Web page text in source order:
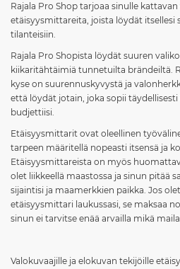
Rajala Pro Shop tarjoaa sinulle
etäisyysmittareita, joista löydät itsellesi
tilanteisiin.
Rajala Pro Shopista löydät suuren
kiikaritähtäimiä tunnetuilta brändeiltä.
kyse on suurennuskyvystä ja
että löydät jotain, joka sopii
budjettiisi.
Etäisyysmittarit ovat oleellinen
tarpeen määritellä nopeasti itsensä ja
Etäisyysmittareista on myös
olet liikkeellä maastossa ja sinun pitää
sijaintisi ja maamerkkien paikka. Jos
etäisyysmittari laukussasi, se maksaa
sinun ei tarvitse enää arvailla mikä
Valokuvaajille ja elokuvan tekijöille